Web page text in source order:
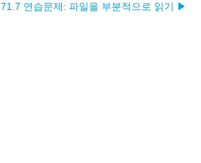
71.7 연습문제: 파일을 부분적으로 읽기 ▶︎